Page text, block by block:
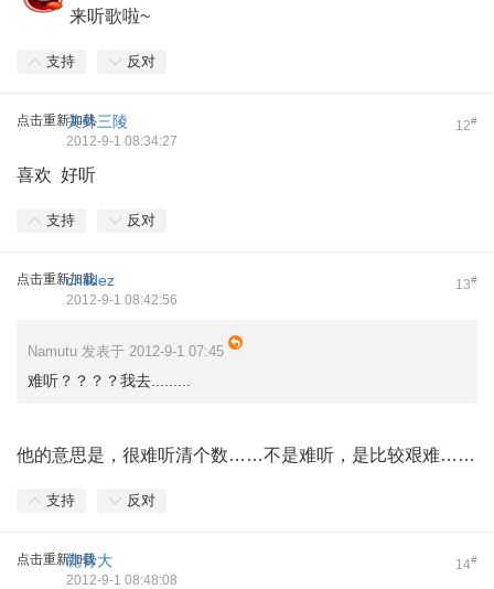
来听歌啦~
支持 反对
点击重新加载 12#
关外三陵
2012-9-1 08:34:27
喜欢 好听
支持 反对
点击重新加载 13#
childez
2012-9-1 08:42:56
Namutu 发表于 2012-9-1 07:45
难听？？？？我去.........
他的意思是，很难听清个数……不是难听，是比较艰难……
支持 反对
点击重新加载 14#
㡣骨大
2012-9-1 08:48:08